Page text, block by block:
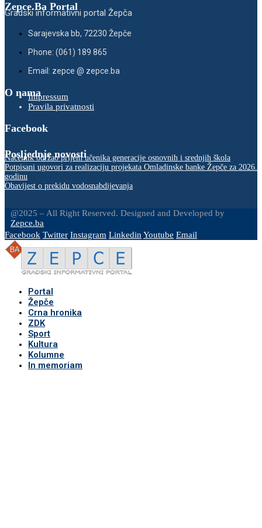
Zepce.Ba Portal
Gradski informativni portal Žepča
Sarajevska bb, 72230 Žepče
Phone: (061) 189 865
Email: zepce @ zepce.ba
O namaImpressum
Pravila privatnosti
Facebook
Posljednje novosti
Načelnik održao prijem učenika generacije osnovnih i srednjih škola
Potpisani ugovori za realizaciju projekata Omladinske banke Žepče za 2026.
godinu
Obavijest o prekidu vodosnabdijevanja
@2025 – All Right Reserved. Designed and Developed by
Zepce.ba
Facebook Twitter Instagram Linkedin Youtube Email
Portal
Žepče
Crna hronika
ZDK
Sport
Kultura
Kolumne
In memoriam